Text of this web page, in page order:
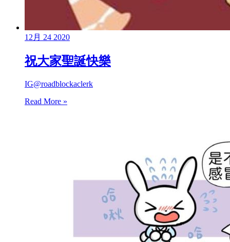
12月 24 2020
祝大家聖誕快樂
IG@roadblockaclerk
Read More »